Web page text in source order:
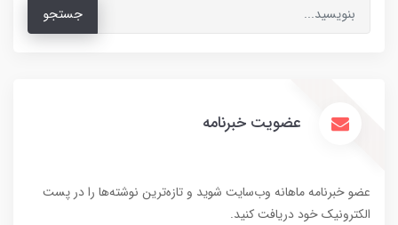
جستجو
عضویت خبرنامه
عضو خبرنامه ماهانه وب‌سایت شوید و تازه‌ترین نوشته‌ها را در پست
الکترونیک خود دریافت کنید.